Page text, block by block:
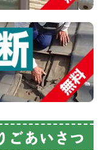
ごあいさつ